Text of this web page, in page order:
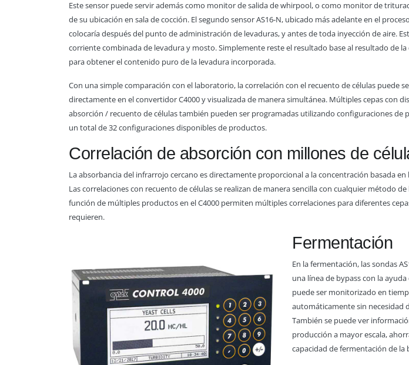
Este sensor puede servir además como monitor de salida de whirpool, o como monitor de
de su ubicación en sala de cocción. El segundo sensor AS16-N, ubicado más adelante en el
colocaría después del punto de administración de levaduras, y antes de toda inyección de aire.
corriente combinada de levadura y mosto. Simplemente reste el resultado base al resultado de
para obtener el contenido puro de la levadura incorporada.
Con una simple comparación con el laboratorio, la correlación con el recuento de células puede
directamente en el convertidor C4000 y visualizada de manera simultánea. Múltiples cepas con
absorción / recuento de células también pueden ser programadas utilizando configuraciones de
un total de 32 configuraciones disponibles de productos.
Correlación de absorción con millones de
La absorbancia del infrarrojo cercano es directamente proporcional a la concentración basada en
Las correlaciones con recuento de células se realizan de manera sencilla con cualquier método
función de múltiples productos en el C4000 permiten múltiples correlaciones para diferentes
requieren.
Fermentación
En la fermentación, las sondas
una línea de bypass con la
puede ser monitorizado en
automáticamente sin necesidad
También se puede ver
producción a mayor escala,
capacidad de fermentación de